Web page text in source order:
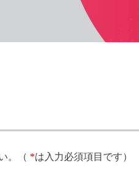
。（ *は入力必須項目です）